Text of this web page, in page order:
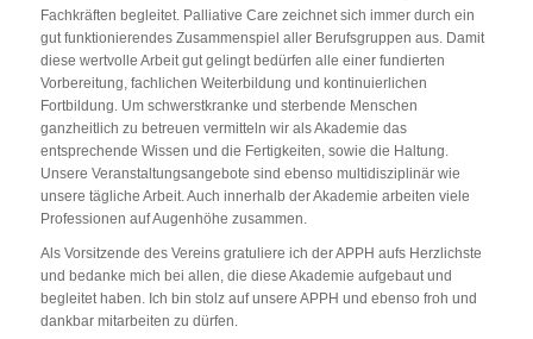
Fachkräften begleitet. Palliative Care zeichnet sich immer durch ein
gut funktionierendes Zusammenspiel aller Berufsgruppen aus. Damit
diese wertvolle Arbeit gut gelingt bedürfen alle einer fundierten
Vorbereitung, fachlichen Weiterbildung und kontinuierlichen
Fortbildung. Um schwerstkranke und sterbende Menschen
ganzheitlich zu betreuen vermitteln wir als Akademie das
entsprechende Wissen und die Fertigkeiten, sowie die Haltung.
Unsere Veranstaltungsangebote sind ebenso multidisziplinär wie
unsere tägliche Arbeit. Auch innerhalb der Akademie arbeiten viele
Professionen auf Augenhöhe zusammen.
Als Vorsitzende des Vereins gratuliere ich der APPH aufs Herzlichste
und bedanke mich bei allen, die diese Akademie aufgebaut und
begleitet haben. Ich bin stolz auf unsere APPH und ebenso froh und
dankbar mitarbeiten zu dürfen.